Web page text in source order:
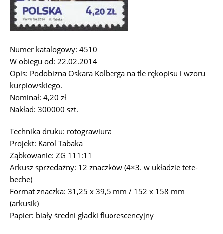
Numer katalogowy: 4510
W obiegu od: 22.02.2014
Opis: Podobizna Oskara Kolberga na tle rękopisu i wzoru
kurpiowskiego.
Nominał: 4,20 zł
Nakład: 300000 szt.
Technika druku: rotograwiura
Projekt: Karol Tabaka
Ząbkowanie: ZG 111:11
Arkusz sprzedażny: 12 znaczków (4×3. w układzie tete-
beche)
Format znaczka: 31,25 x 39,5 mm / 152 x 158 mm
(arkusik)
Papier: biały średni gładki fluorescencyjny